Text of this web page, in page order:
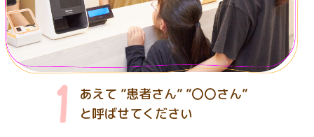
あえて ”患者さん” ”〇〇さん”
と呼ばせてください